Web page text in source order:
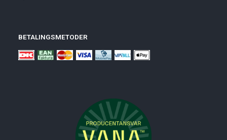
BETALINGSMETODER